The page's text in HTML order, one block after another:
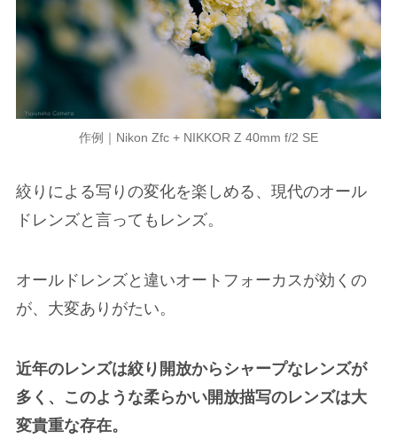
作例｜Nikon Zfc + NIKKOR Z 40mm f/2 SE
絞りによる写りの変化を楽しめる、現代のオール
ドレンズと言ってもレンズ。
オールドレンズと違いオートフォーカスが効くの
が、大変ありがたい。
近年のレンズは絞り開放からシャープなレンズが
多く、このような柔らかい開放描写のレンズは大
変貴重な存在。